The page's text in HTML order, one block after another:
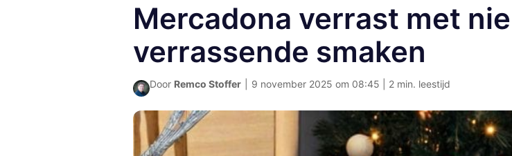
Mercadona verrast met
verrassende smaken
Door Remco Stoffer 9 november 2025 om 08:45 | 2 min. leestijd